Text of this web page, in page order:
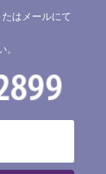
はメールにて